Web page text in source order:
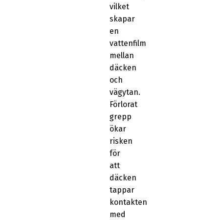
vilket
skapar
en
vattenfilm
mellan
däcken
och
vägytan.
Förlorat
grepp
ökar
risken
för
att
däcken
tappar
kontakten
med